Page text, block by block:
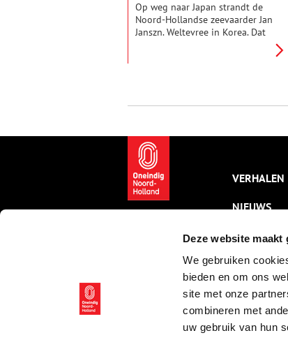
Deze website
We gebruiken
bieden en om ons
site met onze
combineren met
uw gebruik van hun
Op weg naar Japan strandt de
Noord-Hollandse zeevaarder Jan
Janszn. Weltevree in Korea. Dat
geïsoleerde schiereiland verliep
VERHALEN
NIEUWS
KALENDER
THEMA’S
VIDEO’S